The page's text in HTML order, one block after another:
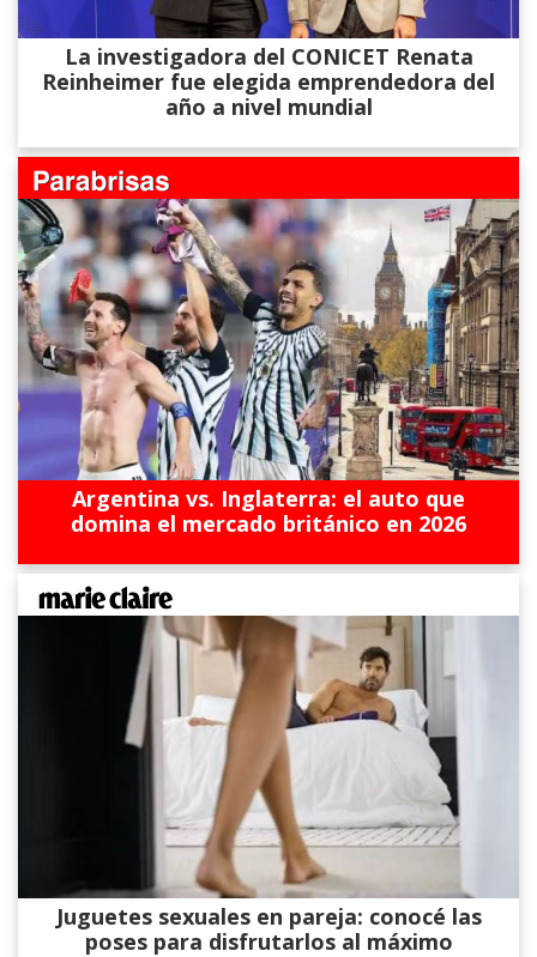
La investigadora del CONICET Renata
Reinheimer fue elegida emprendedora del
año a nivel mundial
Argentina vs. Inglaterra: el auto que
domina el mercado británico en 2026
Juguetes sexuales en pareja: conocé las
poses para disfrutarlos al máximo